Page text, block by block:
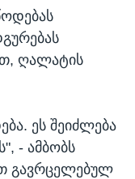
ღალატის
ეს შეიძლება
- ამბობს
გავრცელებულ